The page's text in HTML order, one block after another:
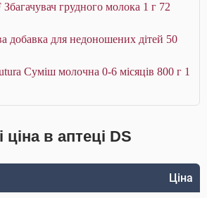
грудного молока 1 г 72
добавка для недоношених дітей 50
Суміш молочна 0-6 місяців 800 г 1
ціна в аптеці DS
Ціна